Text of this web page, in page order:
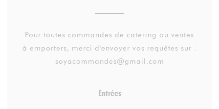
Pour toutes commandes de catering ou ventes
à emporters, merci d'envoyer vos requêtes sur :
soyacommandes@gmail.com
Entrées